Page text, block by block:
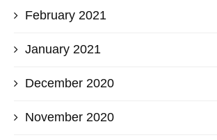
February 2021
January 2021
December 2020
November 2020